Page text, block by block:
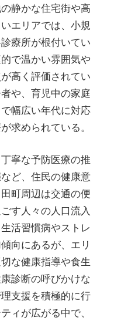
静かな住宅街や高
エリアでは、小規
療所が根付いてい
で温かい雰囲気や
高く評価されてい
や、育児中の家庭
幅広い年代に対応
求められている。
寧な予防医療の推
ど、住民の健康意
町周辺は交通の便
す人々の人口流入
活習慣病やストレ
向にあるが、エリ
な健康指導や食生
診断の呼びかけな
支援を積極的に行
ィが広がる中で、